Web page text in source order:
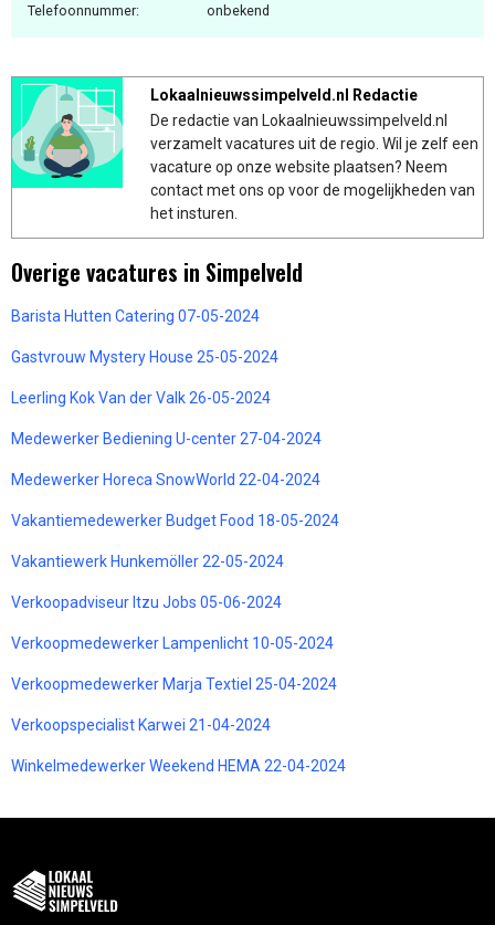
Telefoonnummer: onbekend
Lokaalnieuwssimpelveld.nl Redactie
De redactie van Lokaalnieuwssimpelveld.nl
verzamelt vacatures uit de regio. Wil je zelf een
vacature op onze website plaatsen? Neem
contact met ons op voor de mogelijkheden van
het insturen.
Overige vacatures in Simpelveld
Barista Hutten Catering 07-05-2024
Gastvrouw Mystery House 25-05-2024
Leerling Kok Van der Valk 26-05-2024
Medewerker Bediening U-center 27-04-2024
Medewerker Horeca SnowWorld 22-04-2024
Vakantiemedewerker Budget Food 18-05-2024
Vakantiewerk Hunkemöller 22-05-2024
Verkoopadviseur Itzu Jobs 05-06-2024
Verkoopmedewerker Lampenlicht 10-05-2024
Verkoopmedewerker Marja Textiel 25-04-2024
Verkoopspecialist Karwei 21-04-2024
Winkelmedewerker Weekend HEMA 22-04-2024